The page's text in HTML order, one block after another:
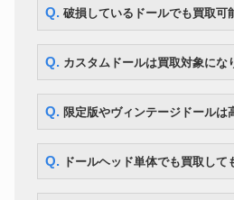
WORLD WIDE TOUR 3
ドール ネオブライス モッドモ
ボークス DDS アイドル
ママチャップトイ ちっ
ちっちゃな女の子こと乃
ドール
CWC 限定 マイメロデ
ス ソフトリーカドリー
ー
マーゴユニークガール
オブライス
Q. 破損しているドールでも買取可
Q. カスタムドールは買取対象にな
Q. 限定版やヴィンテージドール
Q. ドールヘッド単体でも買取し